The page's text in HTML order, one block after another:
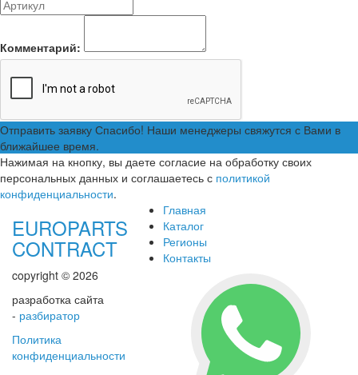
Комментарий:
Отправить заявку Спасибо! Наши менеджеры свяжутся с Вами в
ближайшее время.
Нажимая на кнопку, вы даете согласие на обработку своих
персональных данных и соглашаетесь с политикой
конфиденциальности.
EUROPARTS
CONTRACT
copyright © 2026
разработка сайта
- разбиратор
Политика
конфиденциальности
Главная
Каталог
Регионы
Контакты